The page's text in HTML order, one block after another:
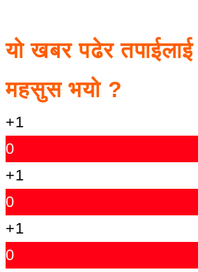
यो खबर पढेर
महसुस भयो ?
+1
0
+1
0
+1
0